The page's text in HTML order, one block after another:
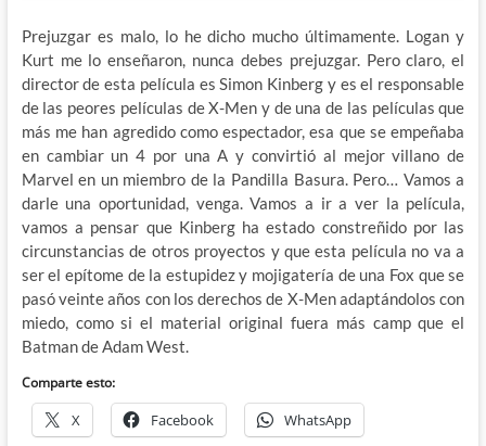
Prejuzgar es malo, lo he dicho mucho últimamente. Logan y
Kurt me lo enseñaron, nunca debes prejuzgar. Pero claro, el
director de esta película es Simon Kinberg y es el responsable
de las peores películas de X-Men y de una de las películas que
más me han agredido como espectador, esa que se empeñaba
en cambiar un 4 por una A y convirtió al mejor villano de
Marvel en un miembro de la Pandilla Basura. Pero… Vamos a
darle una oportunidad, venga. Vamos a ir a ver la película,
vamos a pensar que Kinberg ha estado constreñido por las
circunstancias de otros proyectos y que esta película no va a
ser el epítome de la estupidez y mojigatería de una Fox que se
pasó veinte años con los derechos de X-Men adaptándolos con
miedo, como si el material original fuera más camp que el
Batman de Adam West.
Comparte esto:
X Facebook WhatsApp